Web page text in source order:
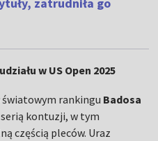
w US Open 2025
światowym rankingu Badosa
kontuzji, w tym
częścią pleców. Uraz